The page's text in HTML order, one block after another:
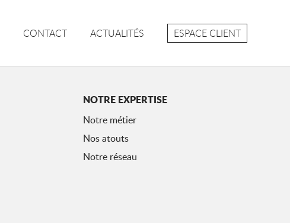
CONTACT ACTUALITÉS ESPACE CLIENT
NOTRE EXPERTISE
Notre métier
Nos atouts
Notre réseau